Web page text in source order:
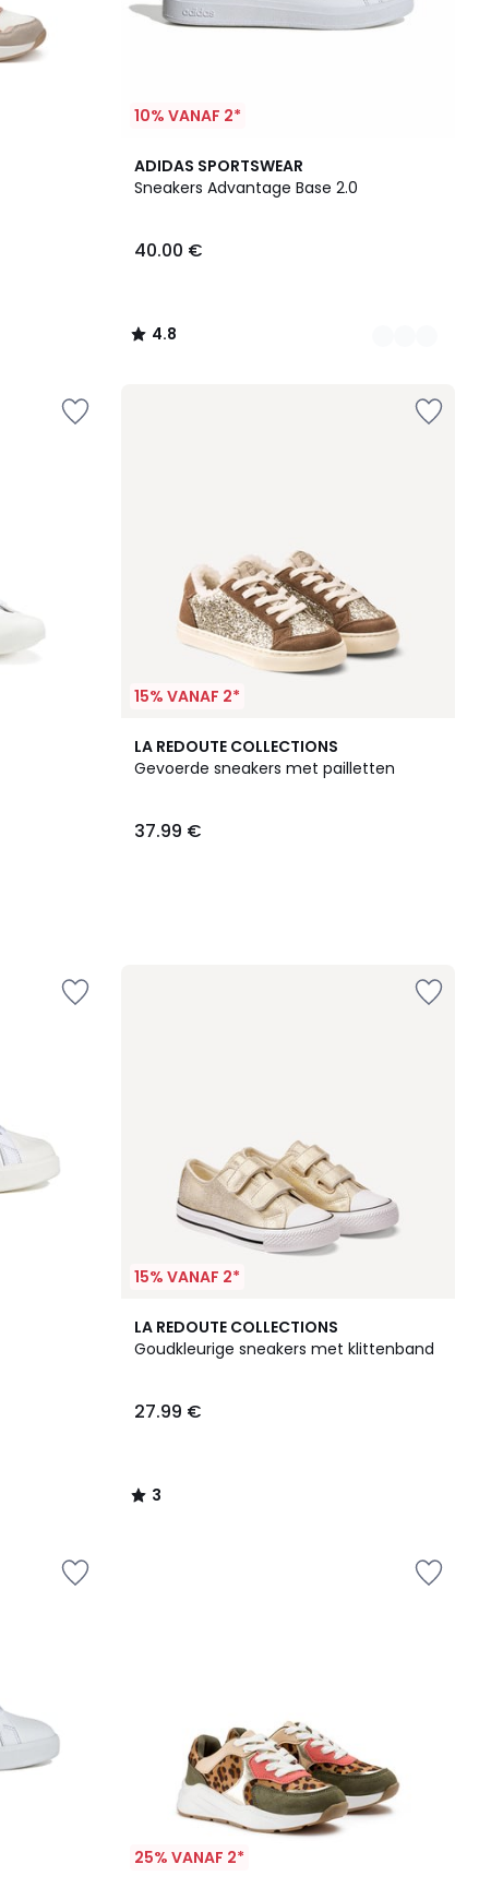
10% VANAF 2*
ADIDAS SPORTSWEAR
Sneakers Advantage Base 2.0
40.00 €
4.8
/ 5
3
Kleuren
4.8
/
15% VANAF 2*
LA REDOUTE COLLECTIONS
Gevoerde sneakers met pailletten
37.99 €
15% VANAF 2*
LA REDOUTE COLLECTIONS
Goudkleurige sneakers met klittenband
27.99 €
3
/
3
/
25% VANAF 2*